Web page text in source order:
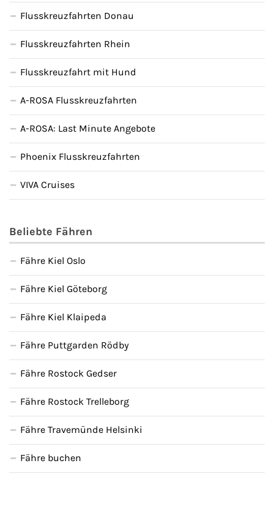
Flusskreuzfahrten Donau
Flusskreuzfahrten Rhein
Flusskreuzfahrt mit Hund
A-ROSA Flusskreuzfahrten
A-ROSA: Last Minute Angebote
Phoenix Flusskreuzfahrten
VIVA Cruises
Beliebte Fähren
Fähre Kiel Oslo
Fähre Kiel Göteborg
Fähre Kiel Klaipeda
Fähre Puttgarden Rödby
Fähre Rostock Gedser
Fähre Rostock Trelleborg
Fähre Travemünde Helsinki
Fähre buchen